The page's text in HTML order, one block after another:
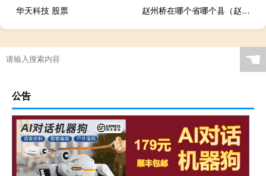
华天科技 股票 赵州桥在哪个省哪个县（赵州桥在哪里）
☚
公告